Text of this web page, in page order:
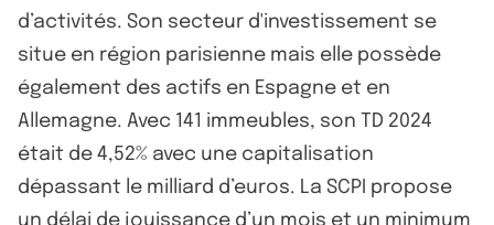
d’activités. Son secteur d'investissement se
situe en région parisienne mais elle possède
également des actifs en Espagne et en
Allemagne. Avec 141 immeubles, son TD 2024
était de 4,52% avec une capitalisation
dépassant le milliard d’euros. La SCPI propose
un délai de jouissance d’un mois et un minimum